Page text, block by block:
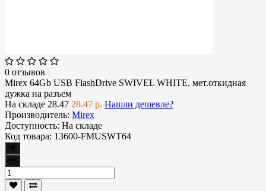
0 отзывов
Mirex 64Gb USB FlashDrive SWIVEL WHITE, мет.откидная
дужка на разъем
На складе 28.47 28.47 р. Нашли дешевле?
Производитель: Mirex
Доступность: На складе
Код товара: 13600-FMUSWT64